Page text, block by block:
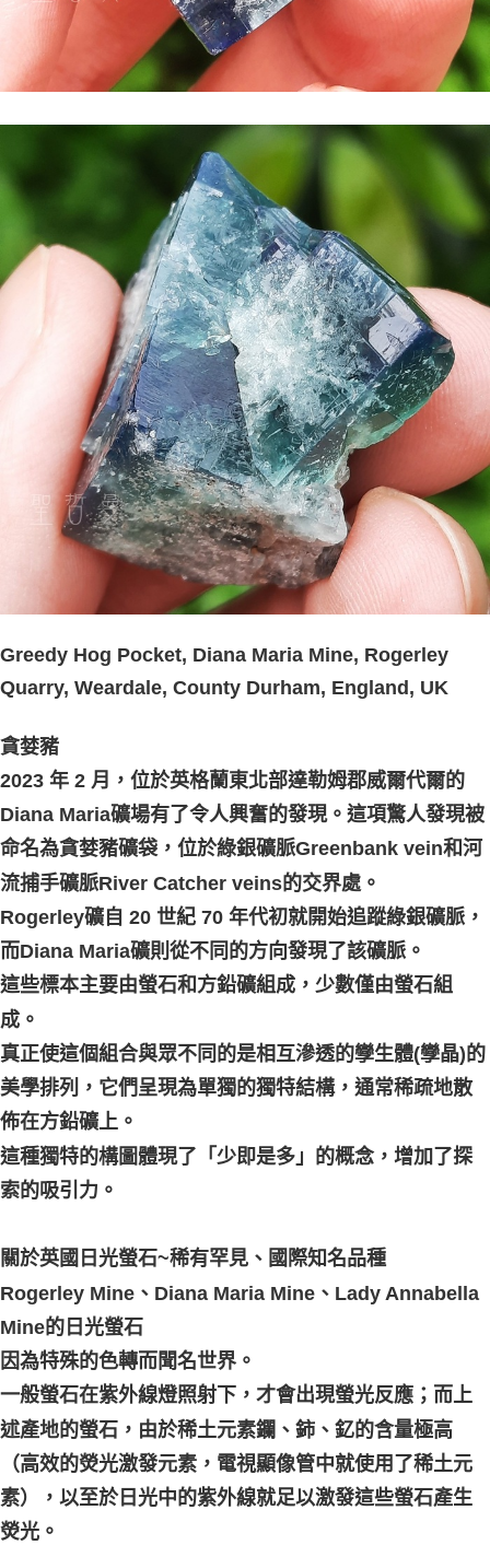
Greedy Hog Pocket, Diana Maria Mine, Rogerley
Quarry, Weardale, County Durham, England, UK
貪婪豬
2023 年 2 月，位於英格蘭東北部達勒姆郡威爾代爾的
Diana Maria礦場有了令人興奮的發現。這項驚人發現被
命名為貪婪豬礦袋，位於綠銀礦脈Greenbank vein和河
流捕手礦脈River Catcher veins的交界處。
Rogerley礦自 20 世紀 70 年代初就開始追蹤綠銀礦脈，
而Diana Maria礦則從不同的方向發現了該礦脈。
這些標本主要由螢石和方鉛礦組成，少數僅由螢石組
成。
真正使這個組合與眾不同的是相互滲透的孿生體(孿晶)的
美學排列，它們呈現為單獨的獨特結構，通常稀疏地散
佈在方鉛礦上。
這種獨特的構圖體現了「少即是多」的概念，增加了探
索的吸引力。
關於英國日光螢石~稀有罕見、國際知名品種
Rogerley Mine、Diana Maria Mine、Lady Annabella
Mine的日光螢石
因為特殊的色轉而聞名世界。
一般螢石在紫外線燈照射下，才會出現螢光反應；而上
述產地的螢石，由於稀土元素鑭、鈰、釔的含量極高
（高效的熒光激發元素，電視顯像管中就使用了稀土元
素），以至於日光中的紫外線就足以激發這些螢石產生
熒光。